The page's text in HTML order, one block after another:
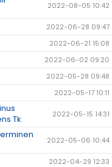
2022-08-05 10:42
2022-06-28 09:47
2022-06-21 15:08
2022-06-02 09:20
2022-05-28 09:48
2022-05-17 10:11
Tk
2022-05-15 14:31
2022-05-06 10:44
2022-04-29 12:33